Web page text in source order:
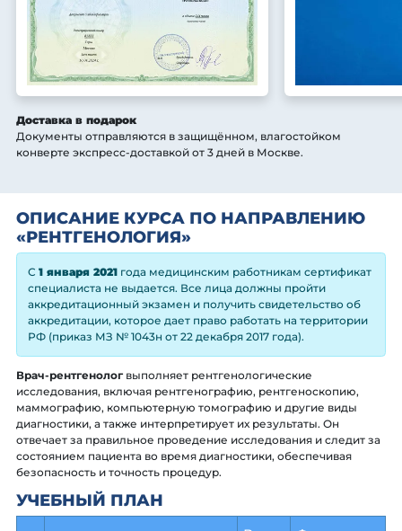
Доставка в подарок
Документы отправляются в защищённом, влагостойком
конверте экспресс-доставкой от 3 дней в Москве.
ОПИСАНИЕ КУРСА ПО НАПРАВЛЕНИЮ
«РЕНТГЕНОЛОГИЯ»
С 1 января 2021 года медицинским работникам сертификат
специалиста не выдается. Все лица должны пройти
аккредитационный экзамен и получить свидетельство об
аккредитации, которое дает право работать на территории
РФ (приказ МЗ № 1043н от 22 декабря 2017 года).
Врач-рентгенолог выполняет рентгенологические
исследования, включая рентгенографию, рентгеноскопию,
маммографию, компьютерную томографию и другие виды
диагностики, а также интерпретирует их результаты. Он
отвечает за правильное проведение исследования и следит за
состоянием пациента во время диагностики, обеспечивая
безопасность и точность процедур.
УЧЕБНЫЙ ПЛАН